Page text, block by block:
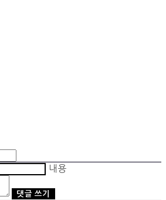
내용
댓글 쓰기